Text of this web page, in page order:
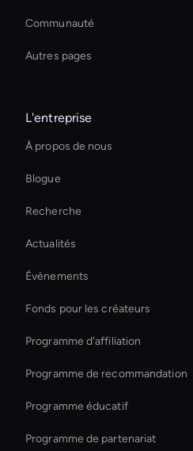
Communauté
Autres pages
interactive hologram
Générateur de mèmes vidéo AI
Live Streaming Avatar
Virtual Assistant For Business
Augmented Reality Avatar
Ai-Powered Digital Assistant
Outil de recadrage vidéo AI
L'entreprise
À propos de nous
Blogue
Recherche
Actualités
Évènements
Fonds pour les créateurs
Programme d'affiliation
Programme de recommandation
Programme éducatif
Programme de partenariat